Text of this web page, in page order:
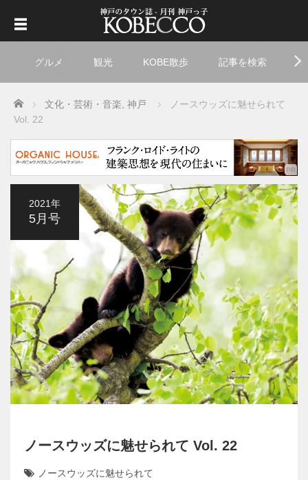
グルメ 観光 KOBE散歩 記事を検索
Home 文化・芸術・音楽 神戸
ノースウッズに魅せられて
Vol. 22
2021年
5月号
ノースウッズに魅せられて Vol. 22
ノースウッズに魅せられて